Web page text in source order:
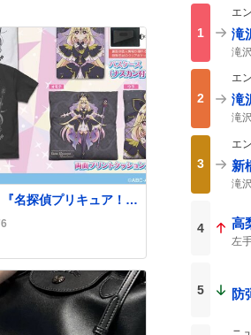
名探偵プリキュア！』
「キュアアルカナ・
クリルスタンド、パス
が新登場！ ▼コス
31402…
1
エ
滝
滝
2
エ
滝
滝
3
エ
新
滝
4 高
左
5 防